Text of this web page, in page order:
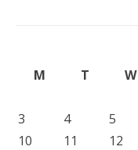
M
T W
3
4 5
10
11 12